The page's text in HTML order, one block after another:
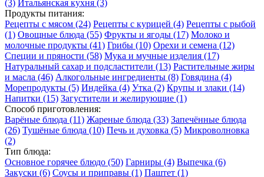
(3) Итальянская кухня (3)
Продукты питания:
Рецепты с мясом (24) Рецепты с курицей (4) Рецепты с рыбой
(1) Овощные блюда (55) Фрукты и ягоды (17) Молоко и
молочные продукты (41) Грибы (10) Орехи и семена (12)
Специи и пряности (58) Мука и мучные изделия (17)
Натуральный сахар и подсластители (13) Растительные жиры
и масла (46) Алкогольные ингредиенты (8) Говядина (4)
Морепродукты (5) Индейка (4) Утка (2) Крупы и злаки (14)
Напитки (15) Загустители и желирующие (1)
Способ приготовления:
Варёные блюда (11) Жареные блюда (33) Запечённые блюда
(26) Тушёные блюда (10) Печь и духовка (5) Микроволновка
(2)
Тип блюда:
Основное горячее блюдо (50) Гарниры (4) Выпечка (6)
Закуски (6) Соусы и приправы (1) Паштет (1)